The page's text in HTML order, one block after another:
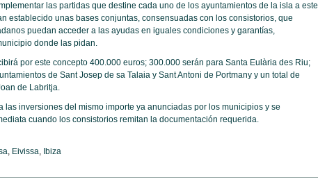
las partidas que destine cada uno de los ayuntamientos de la isla a este
establecido unas bases conjuntas, consensuadas con los consistorios, que
puedan acceder a las ayudas en iguales condiciones y garantías,
donde las pidan.
por este concepto 400.000 euros; 300.000 serán para Santa Eulària des Riu;
de Sant Josep de sa Talaia y Sant Antoni de Portmany y un total de
de Labritja.
las inversiones del mismo importe ya anunciadas por los municipios y se
cuando los consistorios remitan la documentación requerida.
, Eivissa, Ibiza